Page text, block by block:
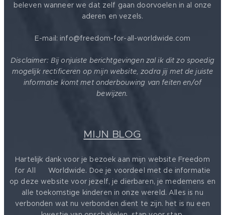
beleven wanneer we dat zelf gaan doorvoelen in al onze
aderen en vezels.
E-mail: info@freedom-for-all-worldwide.com
Disclaimer: Bij onjuiste berichtgevingen zal ik dit zo spoedig
mogelijk rectificeren op mijn website, zodra jij met de juiste
informatie komt met onderbouwing van feiten en/of
bewijzen.
MIJN BLOG
Hartelijk dank voor je bezoek aan mijn website Freedom
for All ❤️ Worldwide. Doe je voordeel met de informatie
op deze website voor jezelf, je dierbaren, je medemens en
alle toekomstige kinderen in onze wereld. Alles is nu
verbonden wat nu verbonden dient te zijn. het is nu een